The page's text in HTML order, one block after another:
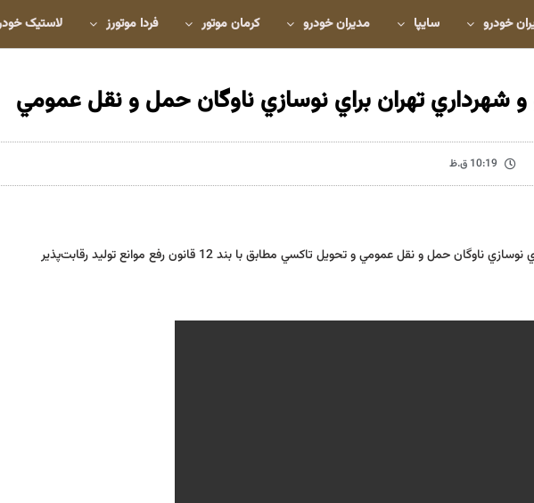
خودرو سایپا مدیران خودرو کرمان موتور فردا موتورز لاستیک
و شهرداري تهران براي نوسازي ناوگان حمل و نقل عمومي
10:19 ق.ظ
حمل و نقل عمومي و تحويل تاكسي مطابق با بند 12 قانون رفع موانع توليد رقابت‌پذير